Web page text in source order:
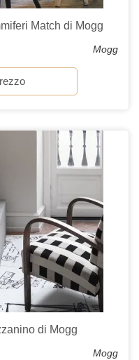
Match di Mogg
Mogg
di Mogg
Mogg